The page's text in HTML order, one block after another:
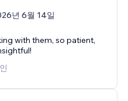
년 6월 14일
with them, so patient,